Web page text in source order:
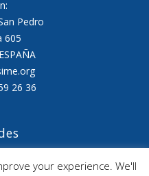
Pedro
605
26 36
trimestre 2026
your experience. We'll